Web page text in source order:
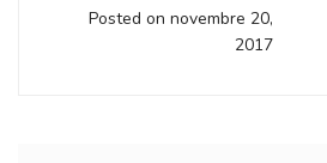
Posted on novembre 20,
2017